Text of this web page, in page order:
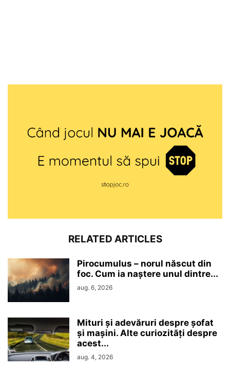
RELATED ARTICLES
Pirocumulus – norul născut din
foc. Cum ia naștere unul dintre...
aug. 6, 2026
Mituri și adevăruri despre șofat
și mașini. Alte curiozități despre
acest...
aug. 4, 2026